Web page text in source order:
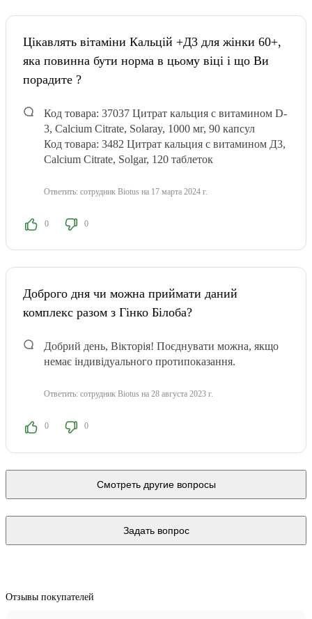
Цікавлять вітаміни Кальцій +Д3 для жінки 60+,
яка повинна бути норма в цьому віці і що Ви
порадите ?
Код товара: 37037 Цитрат кальция с витамином D-
3, Calcium Citrate, Solaray, 1000 мг, 90 капсул
Код товара: 3482 Цитрат кальция с витамином Д3,
Calcium Citrate, Solgar, 120 таблеток
Ответить: сотрудник Biotus на 17 марта 2024 г.
0 0
Доброго дня чи можна приймати даний
комплекс разом з Гінко Білоба?
Добрий день, Вікторія! Поєднувати можна, якщо
немає індивідуального протипоказання.
Ответить: сотрудник Biotus на 28 августа 2023 г.
0 0
Смотреть другие вопросы
Задать вопрос
Отзывы покупателей